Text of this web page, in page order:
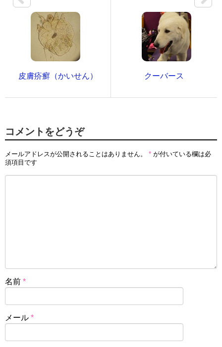
皮膚疥癬（かいせん） クーバース
コメントをどうぞ
メールアドレスが公開されることはありません。 * が付いている欄は必
須項目です
名前 *
メール *